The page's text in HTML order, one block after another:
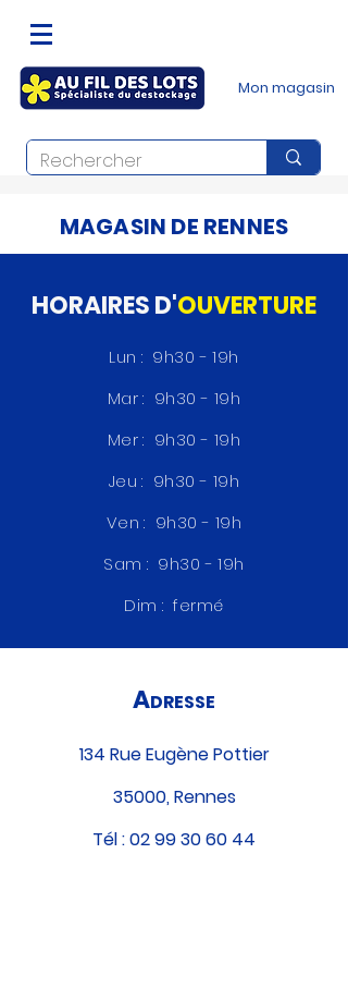
Mon magasin
MAGASIN DE RENNES
HORAIRES D'OUVERTURE
Lun : 9h30 - 19h
Mar : 9h30 - 19h
Mer : 9h30 - 19h
Jeu : 9h30 - 19h
Ven : 9h30 - 19h
Sam : 9h30 - 19h
Dim : fermé
ADRESSE
134 Rue Eugène Pottier
35000, Rennes
Tél :02 99 30 60 44